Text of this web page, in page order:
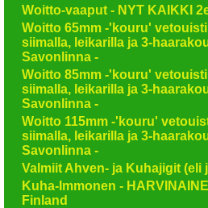
Woitto-vaaput - NYT KAIKKI
Woitto 65mm -'kouru'
siimalla, leikarilla ja 3-
Savonlinna -
Woitto 85mm -'kouru'
siimalla, leikarilla ja 3-
Savonlinna -
Woitto 115mm -'kouru'
siimalla, leikarilla ja 3-
Savonlinna -
Valmiit Ahven- ja Kuhajigit (eli
Kuha-Immonen -
Finland